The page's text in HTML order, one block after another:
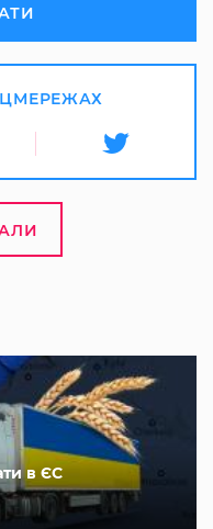
в ЄС